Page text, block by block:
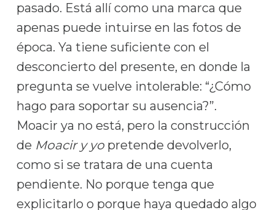
pasado. Está allí como una marca que
apenas puede intuirse en las fotos de
época. Ya tiene suficiente con el
desconcierto del presente, en donde la
pregunta se vuelve intolerable: “¿Cómo
hago para soportar su ausencia?”.
Moacir ya no está, pero la construcción
de Moacir y yopretende devolverlo,
como si se tratara de una cuenta
pendiente. No porque tenga que
explicitarlo o porque haya quedado algo